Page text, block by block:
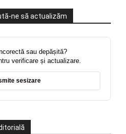
ne să actualizăm
sau depășită?
verificare și actualizare.
sesizare